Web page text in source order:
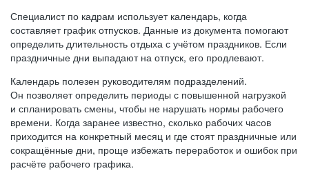
Специалист по кадрам использует календарь, когда
составляет график отпусков. Данные из документа помогают
определить длительность отдыха с учётом праздников. Если
праздничные дни выпадают на отпуск, его продлевают.
Календарь полезен руководителям подразделений.
Он позволяет определить периоды с повышенной нагрузкой
и спланировать смены, чтобы не нарушать нормы рабочего
времени. Когда заранее известно, сколько рабочих часов
приходится на конкретный месяц и где стоят праздничные или
сокращённые дни, проще избежать переработок и ошибок при
расчёте рабочего графика.